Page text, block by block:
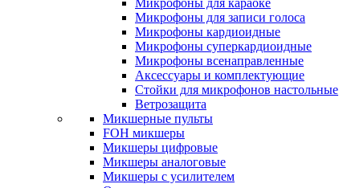
Микрофоны для караоке
Микрофоны для записи голоса
Микрофоны кардиоидные
Микрофоны суперкардиоидные
Микрофоны всенаправленные
Аксессуары и комплектующие
Стойки для микрофонов настольные
Ветрозащита
Микшерные пульты
FOH микшеры
Микшеры цифровые
Микшеры аналоговые
Микшеры с усилителем